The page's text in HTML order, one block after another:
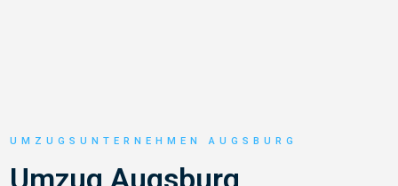
UMZUGSUNTERNEHMEN AUGSBURG